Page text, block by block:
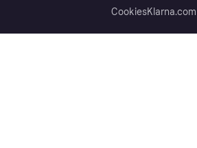
CookiesKlarna.com